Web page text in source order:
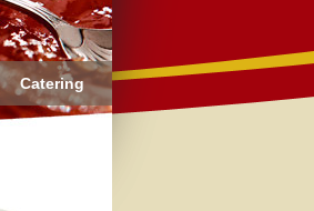
Catering